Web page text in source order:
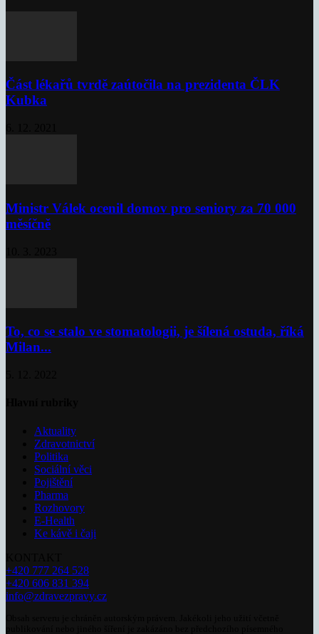
Část lékařů tvrdě zaútočila na prezidenta ČLK
Kubka
Ministr Válek ocenil domov pro seniory za 70 000
měsíčně
To, co se stalo ve stomatologii, je šílená ostuda, říká
Milan...
Aktuality
Zdravotnictví
Politika
Sociální věci
Pojištění
Pharma
Rozhovory
E-Health
Ke kávě i čaji
+420 777 264 528
+420 606 831 394
info@zdravezpravy.cz